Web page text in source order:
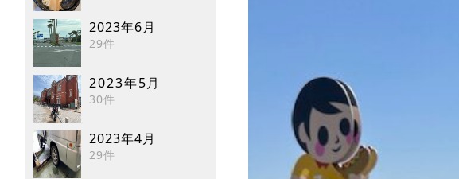
2023年6月
29件
2023年5月
30件
2023年4月
29件